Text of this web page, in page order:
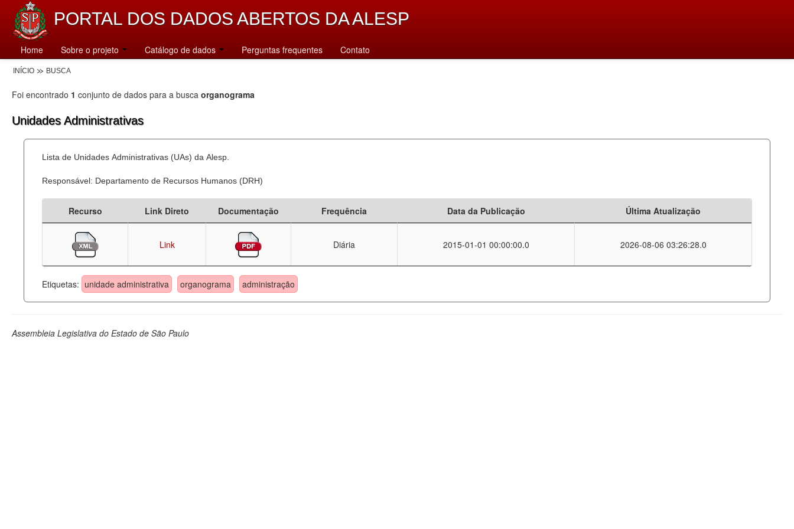
PORTAL DOS DADOS ABERTOS DA ALESP
Home Sobre o projeto Catálogo de dados Perguntas frequentes Contato
INÍCIO BUSCA
Foi encontrado 1 conjunto de dados para a busca organograma
Unidades Administrativas
Lista de Unidades Administrativas (UAs) da Alesp.
Responsável: Departamento de Recursos Humanos (DRH)
Recurso Link Direto Documentação Frequência Data da Publicação Última Atualização
Link Diária 2015-01-01 00:00:00.0 2026-08-06 03:26:28.0
Etiquetas: unidade administrativa organograma administração
Assembleia Legislativa do Estado de São Paulo